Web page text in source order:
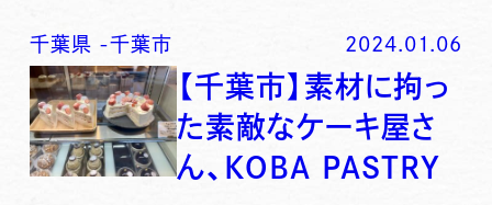
千葉県 -千葉市 2024.01.06
【千葉市】素材に拘っ
た素敵なケーキ屋さ
ん、KOBA PASTRY